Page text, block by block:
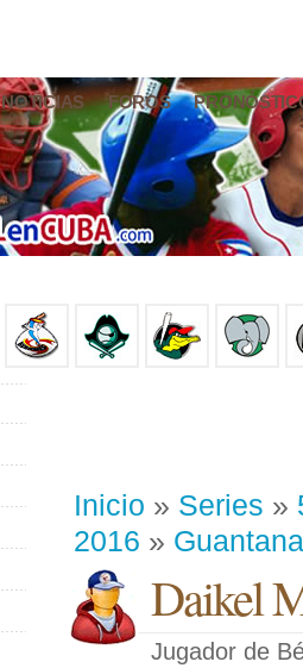
NOTICIAS FOROS
Inicio » Series »
2016 »
Daikel
Jugador de